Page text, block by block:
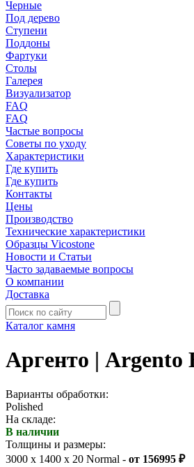
Черные
Под дерево
Ступени
Поддоны
Фартуки
Столы
Галерея
Визуализатор
FAQ
FAQ
Частые вопросы
Советы по уходу
Характеристики
Где купить
Где купить
Контакты
Цены
Производство
Технические характеристики
Образцы Vicostone
Новости и Статьи
Часто задаваемые вопросы
О компании
Доставка
Каталог камня
Аргенто | Argento
Варианты обработки:
Polished
На складе:
В наличии
Толщины и размеры:
3000 x 1400 x 20 Normal - от 156995 ₽